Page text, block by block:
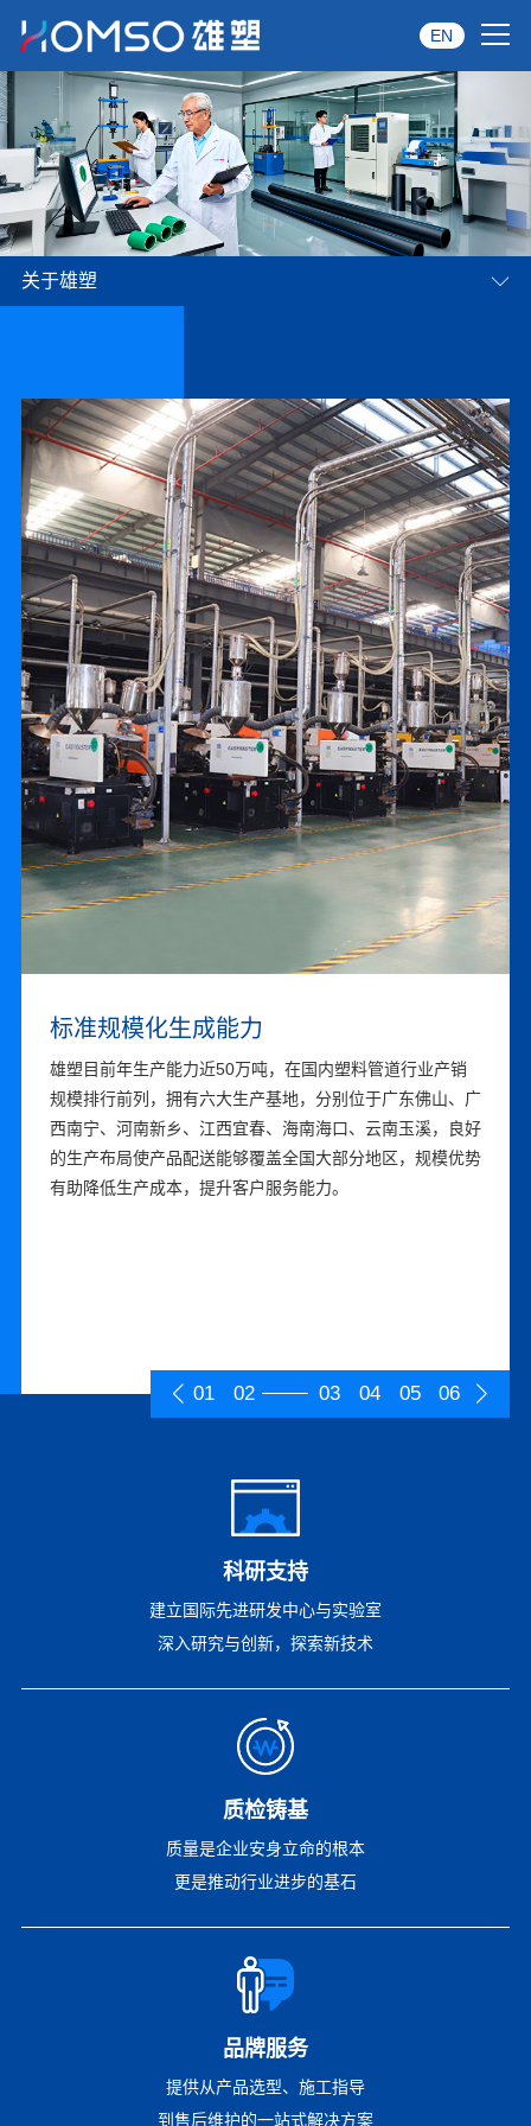
首页
关于雄塑
产品中心
品牌服务
资讯中心
经销商专区
经典案例
联系我们
EN
关于雄塑
雄塑六力并进
筑就时代巨擎
01
卓越的品牌运营能力
自成立以来，雄塑先后获得“广东省名牌产品”“中国驰名商
标”、“中国管材市场**竞争力10强企业”、“中国管材行业十
大功勋企业”、“中国企业五星品牌”等荣誉。持续优化产品
设计、加工制造、品质检测、客户服务等生产、服务全流
程，通过提供卓越的产品与服务品质，不断丰富产品品牌价
02
标准规模化生成能力
雄塑目前年生产能力近50万吨，在国内塑料管道行业产销
规模排行前列，拥有六大生产基地，分别位于广东佛山、广
西南宁、河南新乡、江西宜春、海南海口、云南玉溪，良好
的生产布局使产品配送能够覆盖全国大部分地区，规模优势
有助降低生产成本，提升客户服务能力。
曾参与多项行业标准编制，是国家级高新技术企业，拥有国
家CNAS认可工程实验室，研发管理体系完备，研发团队经
验丰富。持续创新生产工艺，提升产品性能；加大研发力
度，完善自主知识产权，技术与工艺成果落地转化成效显
著。产品涵括PVC、PPR、PE三大系列管道产品，细分品
雄塑深耕行业多年，建立了直销团队、经销商、工程服务商
等在内的多渠道销售体系，具有较强的营销和服务能力。在
主要省份的地级城市和重要的县级城市设立经销商，与雄塑
合作的经销商超过500家，并与水务、农业、电网、通信等
行业众多知名企业建立了长期稳定的合作关系。针对经销
雄塑深度执行ISO质量管控体系，强化生产计划管理，完善
质量管理体系，原材料采购、制造和物流等各个环节合理衔
接。拥有一大批先进的生产和检测设备，经过长期的生产实
践，掌握一系列先进的工艺手段，不断对设备生产线优化设
计，提升生产的智能化、数字化管理水平。雄塑的精益生产
雄塑秉承“雄心永固、塑造未来”的远大梦想，指导和规范企
业经营活动，形成独特的企业文化，具备强大的团队凝聚
力。持续加强人力资源体系建设，根据战略需要推动组织变
革，优化考核、激励机制，已建立具备行业专业背景、形成
梯队的高素质人才团队。现有的高级管理人员和核心技术人
01 02 03 04 05 06
科研支持
建立国际先进研发中心与实验室
深入研究与创新，探索新技术
质检铸基
质量是企业安身立命的根本
更是推动行业进步的基石
品牌服务
提供从产品选型、施工指导
到售后维护的一站式解决方案